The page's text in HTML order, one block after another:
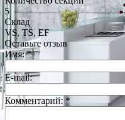
5
Склад
VS, TS, EF
Оставьте отзыв
Имя:*
E-mail:
Комментарий: *